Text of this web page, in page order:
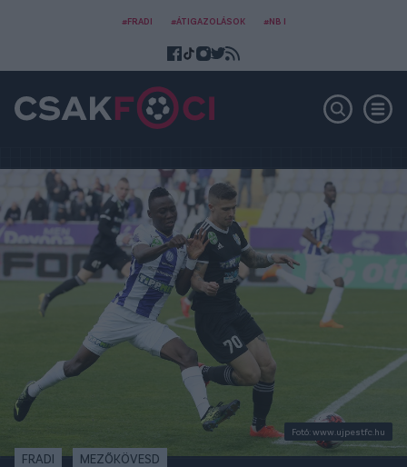
#FRADI #ÁTIGAZOLÁSOK #NB I
Fotó: www.ujpestfc.hu
FRADI MEZŐKÖVESD